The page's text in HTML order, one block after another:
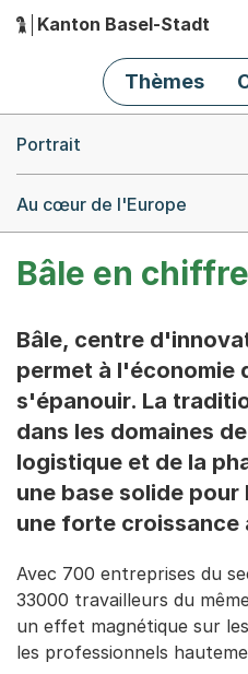
Hauptnavigation
Kanton Basel-Stadt
Thèmes
Portrait
Au cœur de l'Europe
Bâle en
Bâle, centre
permet à l'économie
s'épanouir. La
dans les domaines
logistique et de la
une base solide
une forte croissance
Avec 700 entreprises du
33000 travailleurs du
un effet magnétique sur
les professionnels